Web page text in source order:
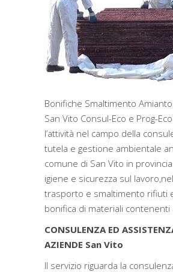
Bonifiche Smaltimento
San Vito Consul-Eco e Prog-
l’attività nel campo della
tutela e gestione ambientale
comune di San Vito in
igiene e sicurezza sul
trasporto e smaltimento rifiuti
bonifica di materiali contenenti
CONSULENZA ED
AZIENDE San Vito
Il servizio riguarda la